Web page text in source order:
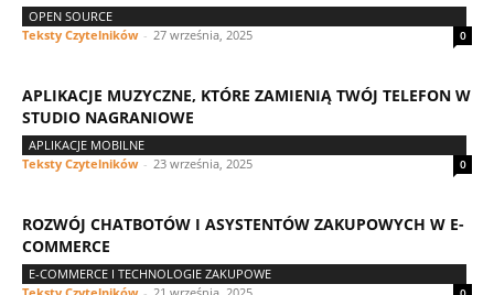
OPEN SOURCE
Teksty Czytelników - 27 września, 2025 0
APLIKACJE MUZYCZNE, KTÓRE ZAMIENIĄ TWÓJ TELEFON W
STUDIO NAGRANIOWE
APLIKACJE MOBILNE
Teksty Czytelników - 23 września, 2025 0
ROZWÓJ CHATBOTÓW I ASYSTENTÓW ZAKUPOWYCH W E-
COMMERCE
E-COMMERCE I TECHNOLOGIE ZAKUPOWE